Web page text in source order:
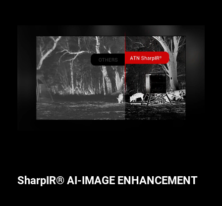
SharpIR® AI-IMAGE ENHANCEMENT